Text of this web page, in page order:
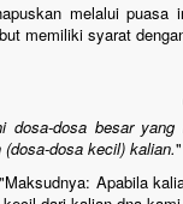
melalui puasa
memiliki syarat
dosa-dosa besar
dosa kecil) kalian.
Apabila